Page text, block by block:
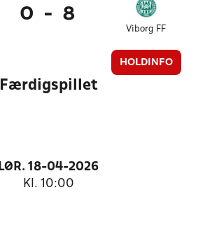
0 - 8
Viborg FF
HOLDINFO
Færdigspillet
LØR. 18-04-2026
Kl. 10:00